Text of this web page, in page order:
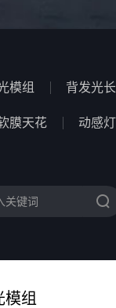
模组 背发光
膜天花 动感
组